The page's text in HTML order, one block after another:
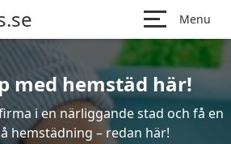
Menu
med hemstäd här!
i en närliggande stad och få en
hemstädning – redan här!